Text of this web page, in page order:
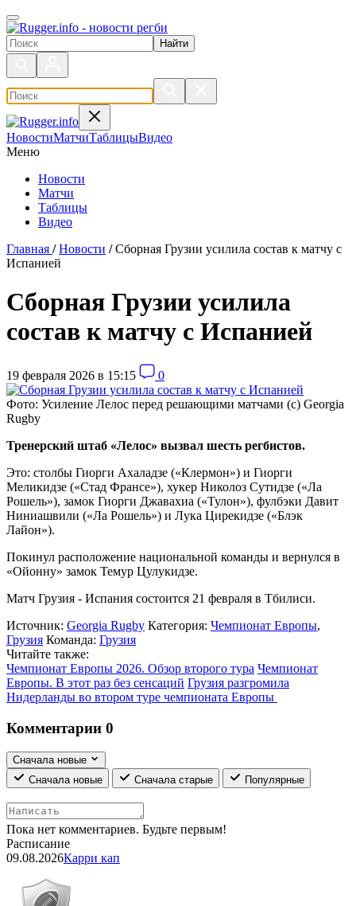
Поиск по сайту
НовостиМатчиТаблицыВидео
Меню
Новости
Матчи
Таблицы
Видео
Главная / Новости / Сборная Грузии усилила состав к матчу с
Испанией
Сборная Грузии усилила
состав к матчу с Испанией
19 февраля 2026 в 15:15 0
Фото: Усиление Лелос перед решающими матчами (c) Georgia
Rugby
Тренерский штаб «Лелос» вызвал шесть регбистов.
Это: столбы Гиорги Ахаладзе («Клермон») и Гиорги
Меликидзе («Стад Франсе»), хукер Николоз Сутидзе («Ла
Рошель»), замок Гиорги Джавахиа («Тулон»), фулбэки Давит
Ниниашвили («Ла Рошель») и Лука Цирекидзе («Блэк
Лайон»).
Покинул расположение национальной команды и вернулся в
«Ойонну» замок Темур Цулукидзе.
Матч Грузия - Испания состоится 21 февраля в Тбилиси.
Источник: Georgia Rugby Категория: Чемпионат Европы,
Грузия Команда: Грузия
Читайте также:
Чемпионат Европы 2026. Обзор второго тура Чемпионат
Европы. В этот раз без сенсаций Грузия разгромила
Нидерланды во втором туре чемпионата Европы
Комментарии 0
Сначала новые
Сначала новые
Сначала старые Популярные
Пока нет комментариев. Будьте первым!
Расписание
09.08.2026Карри кап